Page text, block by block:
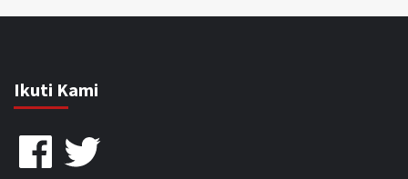
Ikuti Kami
FacebookTwitter